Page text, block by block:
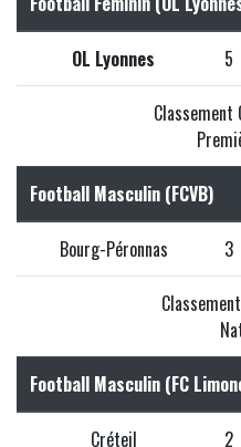
OL Lyonnes 5
Classement
Football Masculin (FCVB)
Bourg-Péronnas 3
Football Masculin (FC
Créteil 2